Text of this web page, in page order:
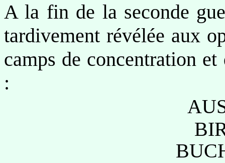
A la fin de la seconde
tardivement révélée aux
camps de concentration
: